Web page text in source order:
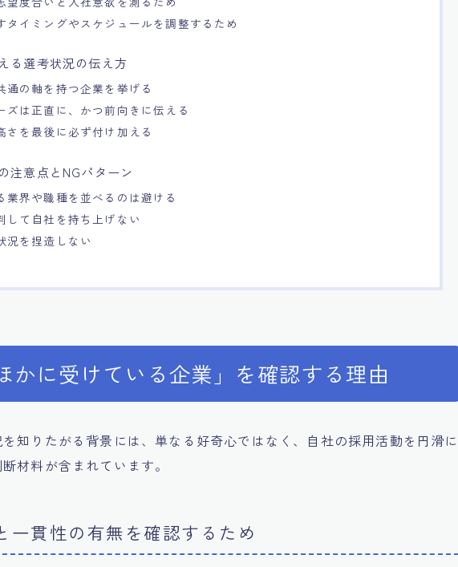
タイミングやスケジュールを調整するため
る選考状況の伝え方
通の軸を持つ企業を挙げる
ズは正直に、かつ前向きに伝える
さを最後に必ず付け加える
注意点とNGパターン
業界や職種を並べるのは避ける
して自社を持ち上げない
況を捏造しない
かに受けている企業」を確認する理由
知りたがる背景には、単なる好奇心ではなく、自社の採用活動を円滑に
材料が含まれています。
一貫性の有無を確認するため